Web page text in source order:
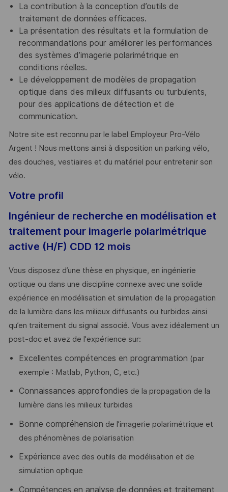
La contribution à la conception d’outils de
traitement de données efficaces.
La présentation des résultats et la formulation de
recommandations pour améliorer les performances
des systèmes d’imagerie polarimétrique en
conditions réelles.
Le développement de modèles de propagation
optique dans des milieux diffusants ou turbulents,
pour des applications de détection et de
communication.
Notre site est reconnu par le label Employeur Pro-Vélo
Argent ! Nous mettons ainsi à disposition un parking vélo,
des douches, vestiaires et du matériel pour entretenir son
vélo.
Votre profil
Ingénieur de recherche en modélisation et
traitement pour imagerie polarimétrique
active (H/F) CDD 12 mois
Vous disposez d’une thèse en physique, en ingénierie
optique ou dans une discipline connexe avec une solide
expérience en modélisation et simulation de la propagation
de la lumière dans les milieux diffusants ou turbides ainsi
qu’en traitement du signal associé. Vous avez idéalement un
post-doc et avez de l'expérience sur:
Excellentes compétences en programmation (par
exemple : Matlab, Python, C, etc.)
Connaissances approfondies de la propagation de la
lumière dans les milieux turbides
Bonne compréhension de l’imagerie polarimétrique et
des phénomènes de polarisation
Expérience avec des outils de modélisation et de
simulation optique
Compétences en analyse de données et traitement